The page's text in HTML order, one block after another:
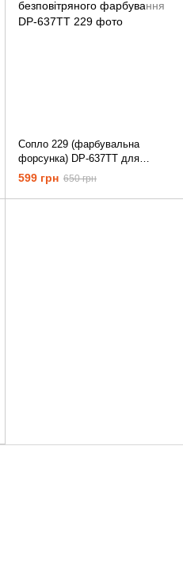
Сопло 229 (фарбувальна
форсунка) DP-637TT для
безповітряного фарбування
599 грн 650 грн